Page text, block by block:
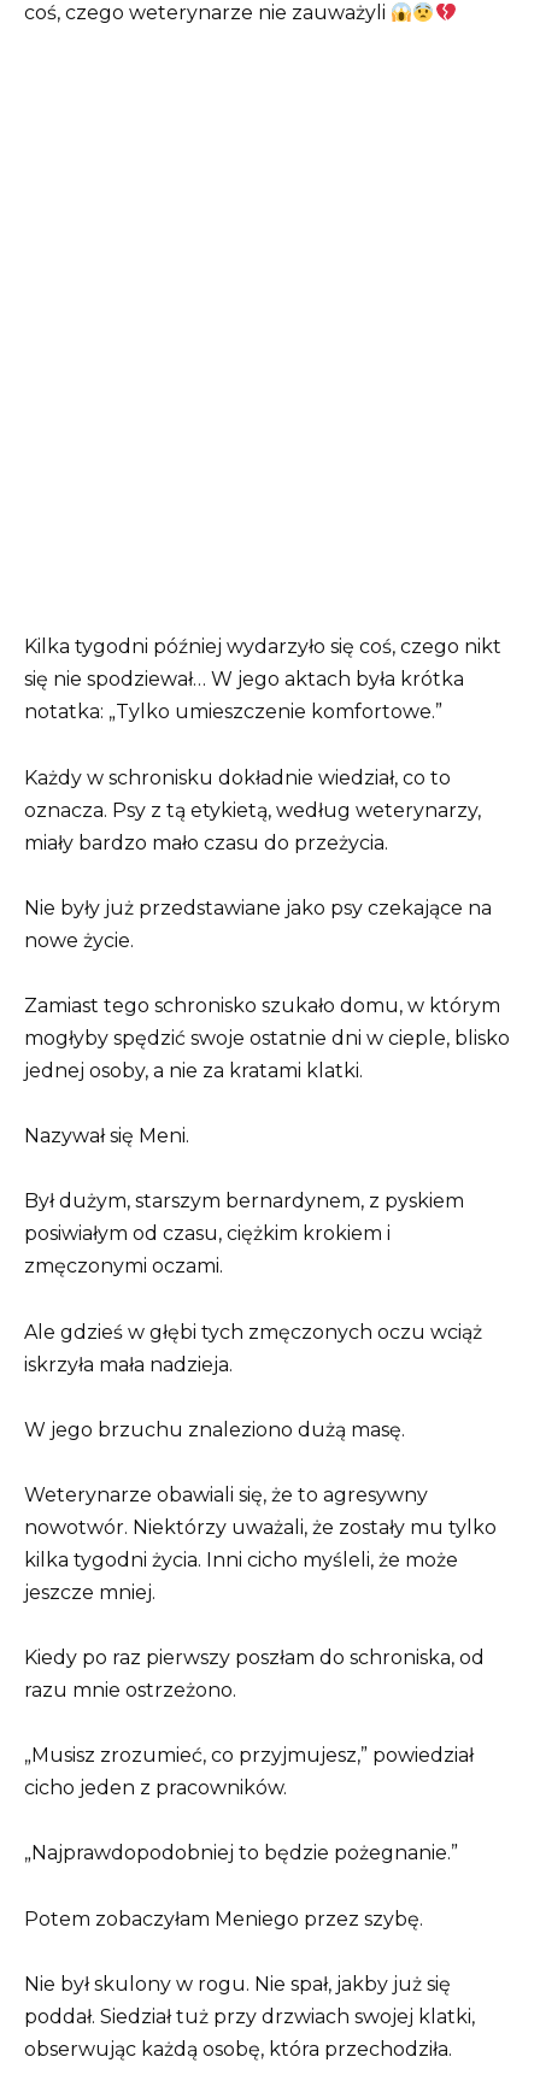
coś, czego weterynarze nie zauważyli
Kilka tygodni później wydarzyło się coś, czego nikt
się nie spodziewał… W jego aktach była krótka
notatka: „Tylko umieszczenie komfortowe.”
Każdy w schronisku dokładnie wiedział, co to
oznacza. Psy z tą etykietą, według weterynarzy,
miały bardzo mało czasu do przeżycia.
Nie były już przedstawiane jako psy czekające na
nowe życie.
Zamiast tego schronisko szukało domu, w którym
mogłyby spędzić swoje ostatnie dni w cieple, blisko
jednej osoby, a nie za kratami klatki.
Nazywał się Meni.
Był dużym, starszym bernardynem, z pyskiem
posiwiałym od czasu, ciężkim krokiem i
zmęczonymi oczami.
Ale gdzieś w głębi tych zmęczonych oczu wciąż
iskrzyła mała nadzieja.
W jego brzuchu znaleziono dużą masę.
Weterynarze obawiali się, że to agresywny
nowotwór. Niektórzy uważali, że zostały mu tylko
kilka tygodni życia. Inni cicho myśleli, że może
jeszcze mniej.
Kiedy po raz pierwszy poszłam do schroniska, od
razu mnie ostrzeżono.
„Musisz zrozumieć, co przyjmujesz,” powiedział
cicho jeden z pracowników.
„Najprawdopodobniej to będzie pożegnanie.”
Potem zobaczyłam Meniego przez szybę.
Nie był skulony w rogu. Nie spał, jakby już się
poddał. Siedział tuż przy drzwiach swojej klatki,
obserwując każdą osobę, która przechodziła.